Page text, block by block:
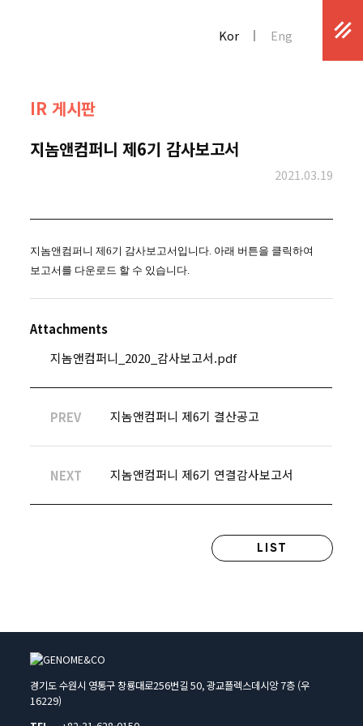
Kor Eng
IR 게시판
지놈앤컴퍼니 제6기 감사보고서
2021.03.19
지놈앤컴퍼니 제6기 감사보고서입니다. 아래 버튼을 클릭하여
보고서를 다운로드 할 수 있습니다.
Attachments
지놈앤컴퍼니_2020_감사보고서.pdf
PREV 지놈앤컴퍼니 제6기 결산공고
NEXT 지놈앤컴퍼니 제6기 연결감사보고서
LIST
경기도 수원시 영통구 창룡대로256번길 50, 광교플렉스데시앙 7층 (우
16229)